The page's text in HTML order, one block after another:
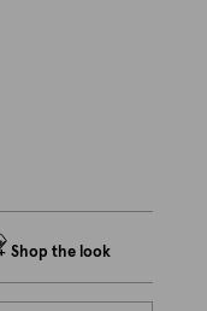
Shop the look